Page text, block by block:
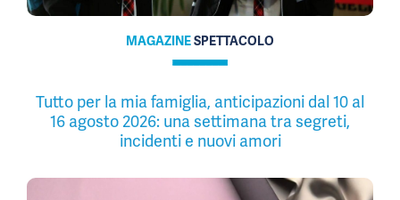
MAGAZINESPETTACOLO
Tutto per la mia famiglia, anticipazioni dal 10 al
16 agosto 2026: una settimana tra segreti,
incidenti e nuovi amori